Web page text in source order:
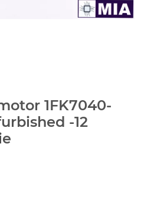
1FK7040-
-12